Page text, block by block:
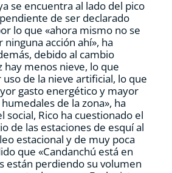
se encuentra al lado del pico
de ser declarado
lo que «ahora mismo no se
acción ahí», ha
debido al cambio
hay menos nieve, lo que
de la nieve artificial, lo que
gasto energético y mayor
de la zona», ha
social, Rico ha cuestionado el
de las estaciones de esquí al
estacional y de muy poca
que «Candanchú está en
están perdiendo su volumen